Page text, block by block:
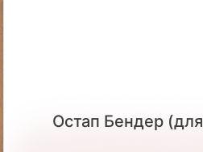
Остап Бендер